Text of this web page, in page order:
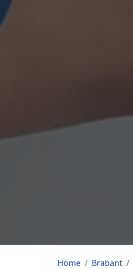
Home Brabant